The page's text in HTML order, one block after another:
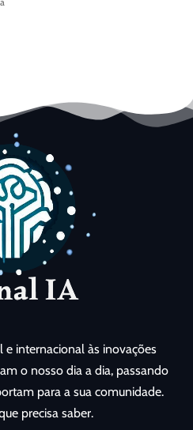
internacional às inovações
o nosso dia a dia, passando
para a sua comunidade.
precisa saber.